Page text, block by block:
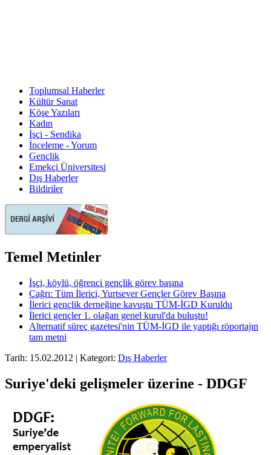
Toplumsal Haberler
Kültür Sanat
Köşe Yazıları
Kadın
İşçi - Sendika
İnceleme - Yorum
Gençlik
Emekçi Üniversitesi
Dış Haberler
Bildiriler
Temel Metinler
İşçi, köylü, öğrenci gençlik görev başına
Çağrı: Tüm İlerici, Yurtsever Gençler Görev Başına
İlerici gençlik derneğine kavuştu TÜM-İGD Kuruldu
İlerici gençler 1. olağan genel kurul'da buluştu!
Alternatif süreç gazetesi'nin TÜM-İGD ile yaptığı röportajın
tam metni
Tarih: 15.02.2012 | Kategori: Dış Haberler
Suriye'deki gelişmeler üzerine - DDGF